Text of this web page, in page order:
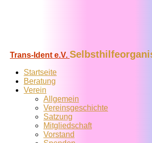
Trans-Ident e.V.
Startseite
Beratung
Verein
Allgemein
Vereins­geschichte
Satzung
Mitglied­schaft
Vorstand